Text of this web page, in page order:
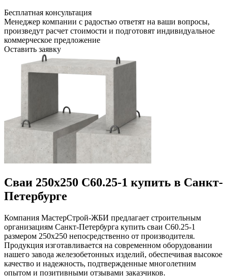
Бесплатная консультация
Менеджер компании с радостью ответят на ваши вопросы,
произведут расчет стоимости и подготовят индивидуальное
коммерческое предложение
Оставить заявку
Сваи 250х250 С60.25-1 купить в Санкт-
Петербурге
Компания МастерСтрой-ЖБИ предлагает строительным
организациям Санкт-Петербурга купить сваи С60.25-1
размером 250х250 непосредственно от производителя.
Продукция изготавливается на современном оборудовании
нашего завода железобетонных изделий, обеспечивая высокое
качество и надежность, подтвержденные многолетним
опытом и позитивными отзывами заказчиков.